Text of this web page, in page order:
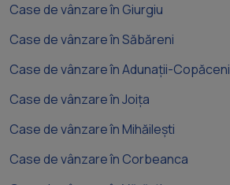
Case de vânzare în Giurgiu
Case de vânzare în Săbăreni
Case de vânzare în Adunații-Copăceni
Case de vânzare în Joița
Case de vânzare în Mihăilești
Case de vânzare în Corbeanca